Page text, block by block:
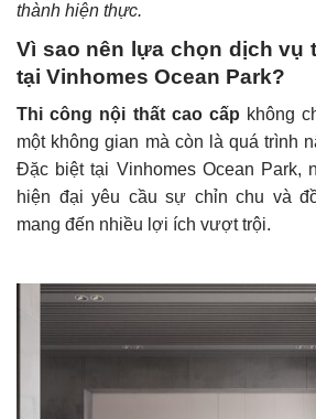
thành hiện thực.
Vì sao nên lựa chọn dịch vụ
tại Vinhomes Ocean Park?
Thi công nội thất cao cấp không
một không gian mà còn là quá trình
Đặc biệt tại Vinhomes Ocean Park,
hiện đại yêu cầu sự chỉn chu và
mang đến nhiều lợi ích vượt trội.